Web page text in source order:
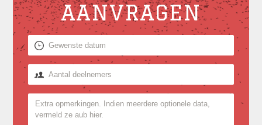
AANVRAGEN